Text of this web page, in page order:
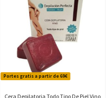
Portes gratis a partir de 69€
Cera Depilatoria Todo Tipo De Piel Vino